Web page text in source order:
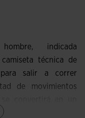
indicada
técnica de
salir a correr
de movimientos
confort y